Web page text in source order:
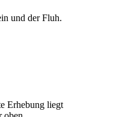
und der Fluh.
Erhebung liegt